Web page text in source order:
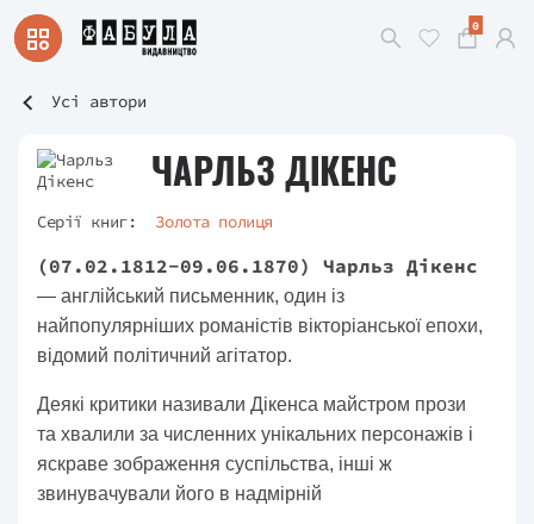
0
Усі автори
ЧАРЛЬЗ ДІКЕНС
Серії книг: Золота полиця
(07.02.1812-09.06.1870) Чарльз Дікенс
— англійський письменник, один із
найпопулярніших романістів вікторіанської епохи,
відомий політичний агітатор.
Деякі критики називали Дікенса майстром прози
та хвалили за численних унікальних персонажів і
яскраве зображення суспільства, інші ж
звинувачували його в надмірній